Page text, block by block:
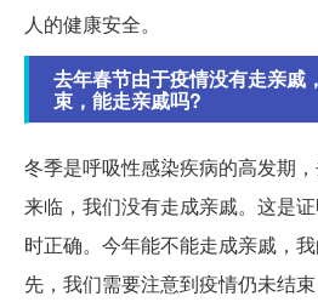
人的健康安全。
去年春节由于疫情没有走亲戚
束，能走亲戚吗?
冬季是呼吸性感染疾病的高发期
来临，我们没有走成亲戚。这是
时正确。今年能不能走成亲戚，
先，我们需要注意到疫情仍未结